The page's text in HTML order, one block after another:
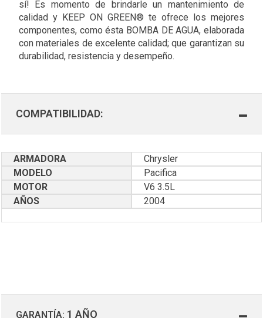
sí! Es momento de brindarle un mantenimiento de
calidad y KEEP ON GREEN® te ofrece los mejores
componentes, como ésta BOMBA DE AGUA, elaborada
con materiales de excelente calidad; que garantizan su
durabilidad, resistencia y desempeño.
COMPATIBILIDAD:
ARMADORA
Chrysler
MODELO
Pacifica
MOTOR
V6 3.5L
AÑOS
2004
GARANTÍA: 1 AÑO